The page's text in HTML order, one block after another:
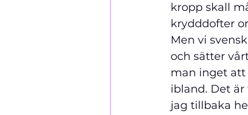
kropp skall
krydddofter
Men vi
och sätter
man inget att
ibland. Det
jag tillbaka